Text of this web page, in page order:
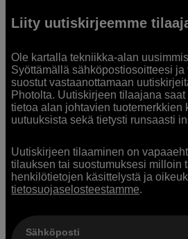
Liity uutiskirjeemme
Ole kartalla tekniikka-alan
Syöttämällä sähköpostiosoitteesi
suostut vastaanottamaan
Photolta. Uutiskirjeen tilaajana
tietoa alan johtavien tuotemerkkien
uutuuksista sekä tietysti runsaasti
Uutiskirjeen tilaaminen on
tilauksen tai suostumuksesi milloin
henkilötietojen käsittelystä ja
tietosuojaselosteestamme.
Sähköposti